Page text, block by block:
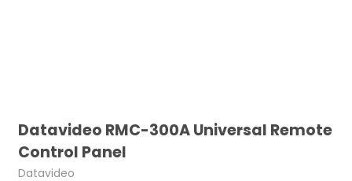
Datavideo RMC-300A Universal Remote
Control Panel
Datavideo